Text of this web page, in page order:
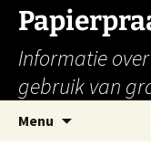
Informatie
gebruik van
Menu